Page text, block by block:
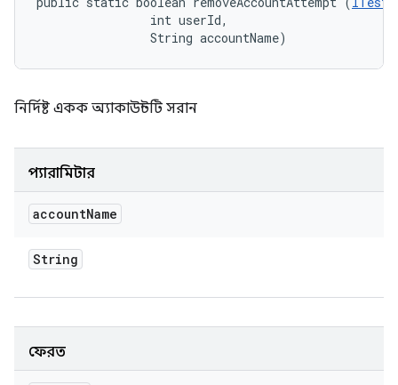
                int userId,
                String accountName)
নির্দিষ্ট একক অ্যাকাউন্টটি সরান
প্যারামিটার
accountName
String
ফেরত